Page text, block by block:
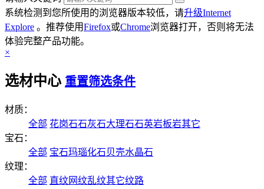
系统检测到您所使用的浏览器版本较低，请升级Internet
Explore 。推荐使用Firefox或Chrome浏览器打开，否则将无法
体验完整产品功能。
×
选材中心 重置筛选条件
材质：
全部 花岗石石灰石大理石石英岩板岩其它
宝石：
全部 宝石玛瑙化石贝壳水晶石
纹理：
全部 直纹网纹乱纹其它纹路